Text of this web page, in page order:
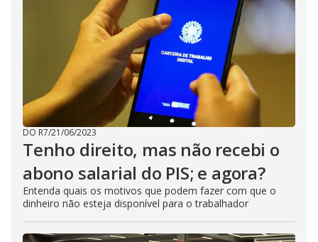
DO R7/21/06/2023
Tenho direito, mas não recebi o
abono salarial do PIS; e agora?
Entenda quais os motivos que podem fazer com que o
dinheiro não esteja disponível para o trabalhador